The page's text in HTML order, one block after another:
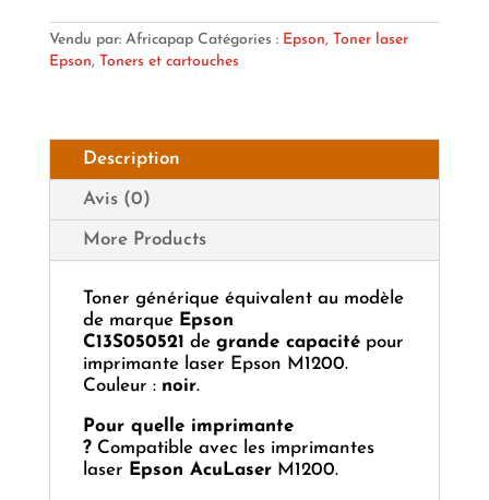
Vendu par: Africapap Catégories : Epson, Toner laser
Epson, Toners et cartouches
Description
Avis (0)
More Products
Toner générique équivalent au modèle
de marque Epson
C13S050521 de grande capacitépour
imprimante laser Epson M1200.
Couleur : noir.
Pour quelle imprimante
?Compatible avec les imprimantes
laser Epson AcuLaserM1200.